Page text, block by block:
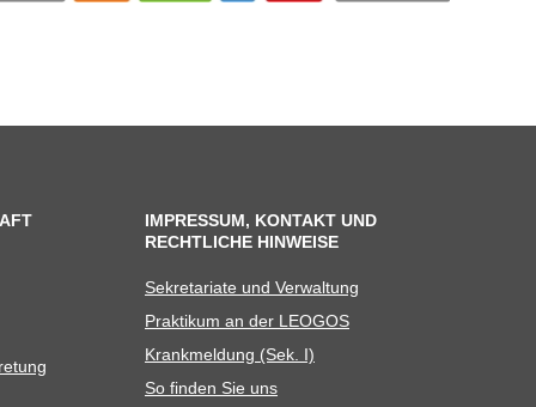
IMPRESSUM, KONTAKT UND
RECHTLICHE HINWEISE
Sekre­ta­riate und Verwaltung
Prak­ti­kum an der LEOGOS
Krank­mel­dung (Sek. I)
So fin­den Sie uns